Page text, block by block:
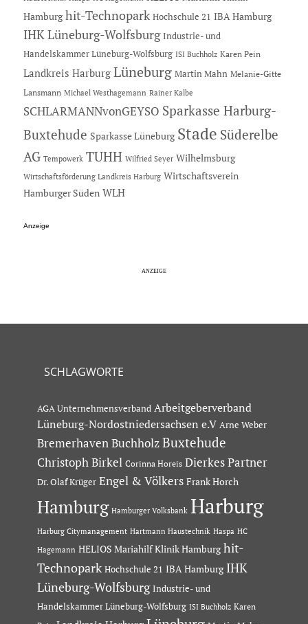
Hamburg hit-Technopark Hochschule 21 IBA Hamburg
IHK Lüneburg-Wolfsburg Industrie- und
Handelskammer Lüneburg-Wolfsburg ISI Buchholz Karen Pein
Landkreis Harburg Lüneburg Martin Mahn Melanie-Gitte
Lansmann Michael Westhagemann Rainer Kalbe
SCHLARMANNvonGEYSO Sparkasse Harburg-
Buxtehude Sparkasse Lüneburg Stade Süderelbe
AG Tempowerk TUHH Wilfried Seyer Wilhelmsburg
Wirtschaftsförderung Landkreis Harburg Wirtschaftsverein
Hamburger Süden WLH
Anzeige
SCHLAGWORTE
AGA Unternehmensverband Arbeitgeberverband
Lüneburg-Nordostniedersachsen e.V Arne Weber
Bremerhaven Buchholz Buxtehude
Christoph Birkel Corinna Horeis Dierkes Partner
Dr. Olaf Krüger Engel & Völkers Frank Horch
Hamburg Hamburger Volksbank Harburg
Harburg Citymanagement Hartmann Haustechnik Haspa HC
Hagemann HELIOS Mariahilf Klinik Hamburg hit-
Technopark Hochschule 21 IBA Hamburg IHK
Lüneburg-Wolfsburg Industrie- und
Handelskammer Lüneburg-Wolfsburg ISI Buchholz Karen